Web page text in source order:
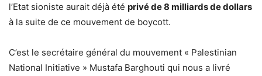
l’Etat sioniste aurait déjà été privé de 8 milliards de dollars
à la suite de ce mouvement de boycott.
C’est le secrétaire général du mouvement « Palestinian
National Initiative » Mustafa Barghouti qui nous a livré